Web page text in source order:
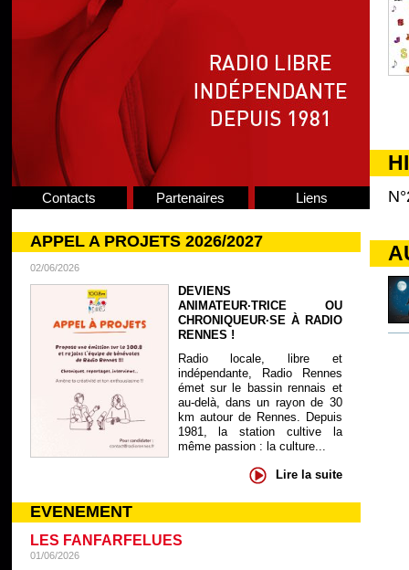
Contacts Partenaires Liens
APPEL A PROJETS 2026/2027
02/06/2026
DEVIENS
ANIMATEUR·TRICE OU
CHRONIQUEUR·SE À RADIO
RENNES !
Radio locale, libre et
indépendante, Radio Rennes
émet sur le bassin rennais et
au-delà, dans un rayon de 30
km autour de Rennes. Depuis
1981, la station cultive la
même passion : la culture...
Lire la suite
EVENEMENT
LES FANFARFELUES
01/06/2026